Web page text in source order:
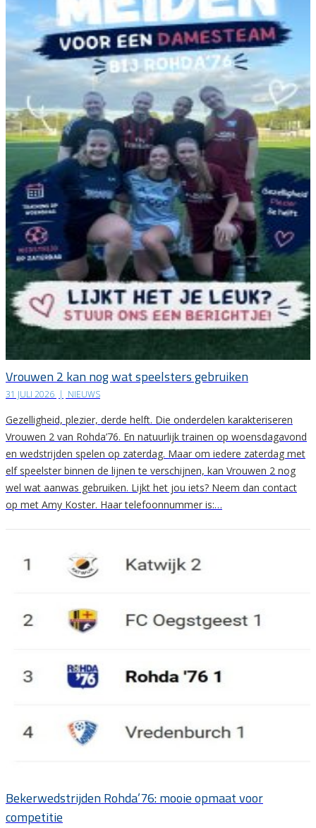
Vrouwen 2 kan nog wat speelsters gebruiken
31 JULI 2026 | NIEUWS
Gezelligheid, plezier, derde helft. Die onderdelen karakteriseren
Vrouwen 2 van Rohda’76. En natuurlijk trainen op woensdagavond
en wedstrijden spelen op zaterdag. Maar om iedere zaterdag met
elf speelster binnen de lijnen te verschijnen, kan Vrouwen 2 nog
wel wat aanwas gebruiken. Lijkt het jou iets? Neem dan contact
op met Amy Koster. Haar telefoonnummer is:…
Bekerwedstrijden Rohda’76: mooie opmaat voor
competitie